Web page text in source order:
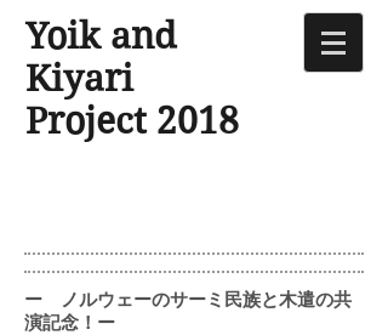
​Yoik and
Kiyari
Project 2018
​ー ノルウェーのサーミ民族と木遣の共
演記念！ー